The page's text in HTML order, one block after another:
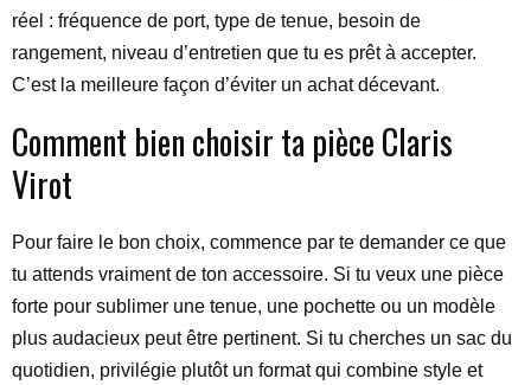
réel : fréquence de port, type de tenue, besoin de
rangement, niveau d’entretien que tu es prêt à accepter.
C’est la meilleure façon d’éviter un achat décevant.
Comment bien choisir ta pièce Claris
Virot
Pour faire le bon choix, commence par te demander ce que
tu attends vraiment de ton accessoire. Si tu veux une pièce
forte pour sublimer une tenue, une pochette ou un modèle
plus audacieux peut être pertinent. Si tu cherches un sac du
quotidien, privilégie plutôt un format qui combine style et